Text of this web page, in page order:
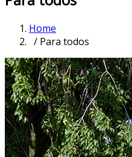
Home
/ Para todos